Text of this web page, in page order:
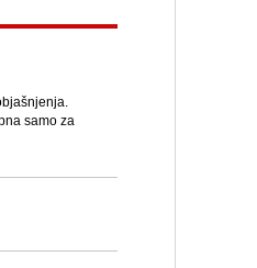
samo za